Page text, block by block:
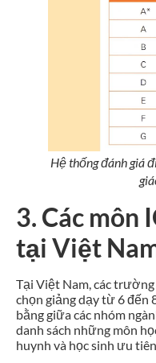
Hệ thống đánh giá
3. Các môn
tại Việt
Tại Việt Nam, các
chọn giảng dạy từ 6 đến
bằng giữa các nhóm
danh sách những môn
huynh và học sinh ưu